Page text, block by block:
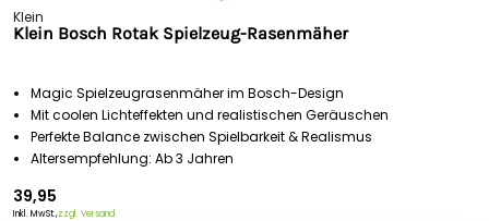
Klein
Klein Bosch Rotak Spielzeug-Rasenmäher
Magic Spielzeugrasenmäher im Bosch-Design
Mit coolen Lichteffekten und realistischen Geräuschen
Perfekte Balance zwischen Spielbarkeit & Realismus
Altersempfehlung: Ab 3 Jahren
39,95
Inkl. MwSt.,zzgl. Versand